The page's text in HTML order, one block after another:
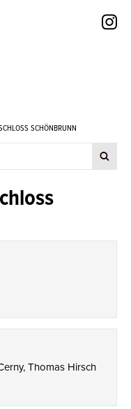
SCHÖNBRUNN
Thomas Hirsch